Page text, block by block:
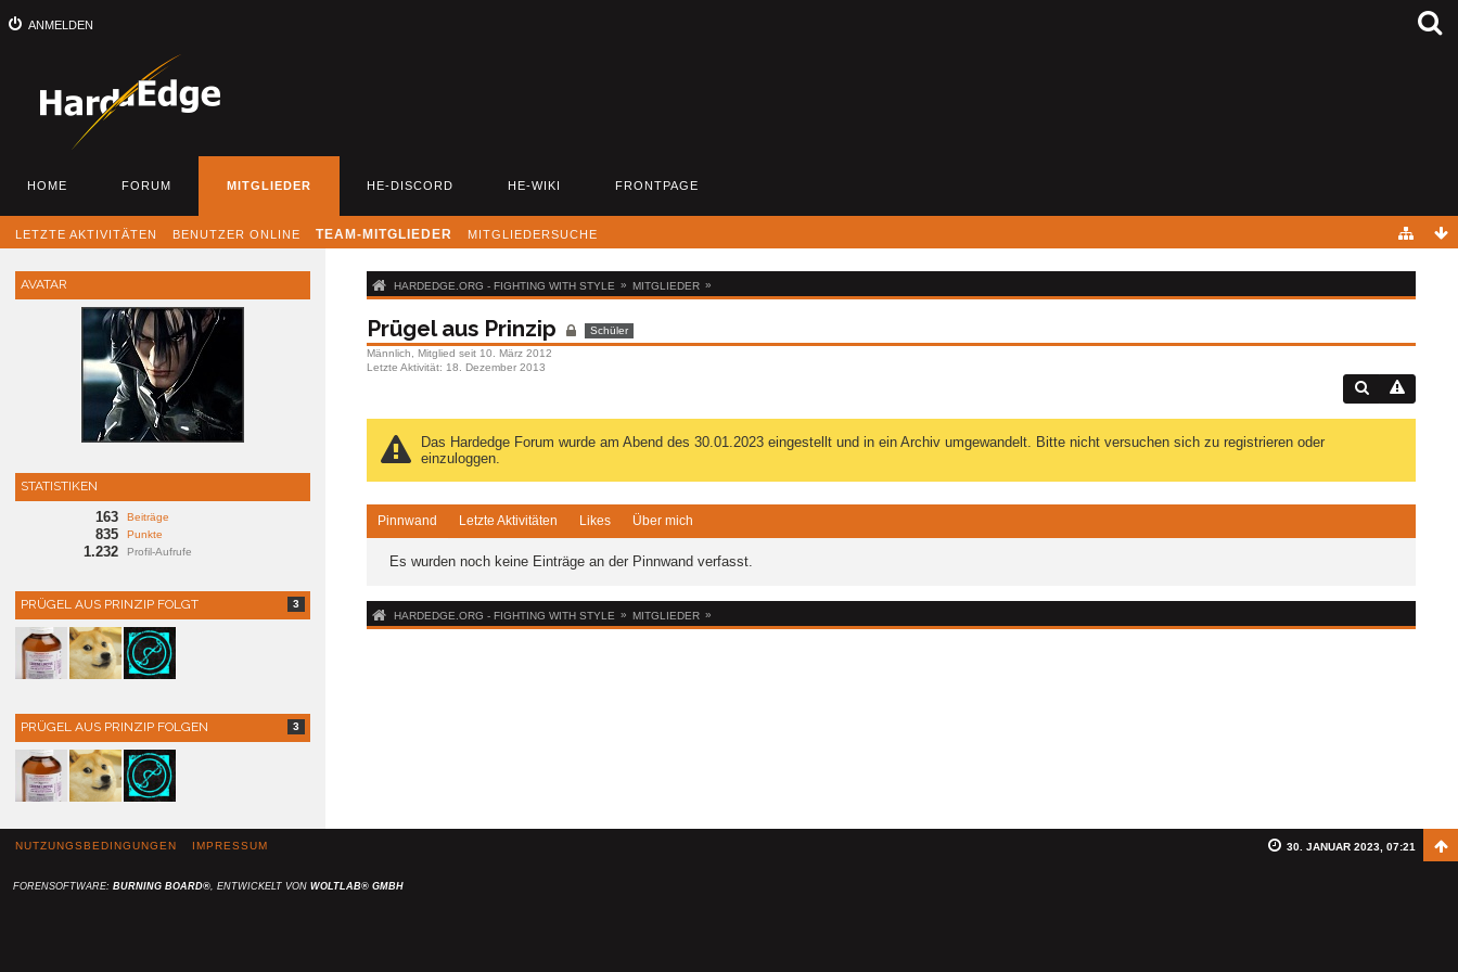
ANMELDEN
HOME FORUM MITGLIEDER HE-DISCORD HE-WIKI FRONTPAGE
LETZTE AKTIVITÄTEN BENUTZER ONLINE TEAM-MITGLIEDER MITGLIEDERSUCHE
AVATAR
STATISTIKEN
Beiträge
163
Punkte
835
Profil-Aufrufe
1.232
PRÜGEL AUS PRINZIP FOLGT 3
PRÜGEL AUS PRINZIP FOLGEN 3
HARDEDGE.ORG - FIGHTING WITH STYLE » MITGLIEDER »
Prügel aus Prinzip
Schüler
Männlich
Mitglied seit 10. März 2012
Letzte Aktivität
18. Dezember 2013
Das Hardedge Forum wurde am Abend des 30.01.2023 eingestellt und in ein Archiv umgewandelt. Bitte nicht versuchen sich zu registrieren oder
einzuloggen.
Pinnwand Letzte Aktivitäten Likes Über mich
Es wurden noch keine Einträge an der Pinnwand verfasst.
HARDEDGE.ORG - FIGHTING WITH STYLE » MITGLIEDER »
NUTZUNGSBEDINGUNGEN IMPRESSUM 30. JANUAR 2023, 07:21
FORENSOFTWARE: BURNING BOARD®, ENTWICKELT VON WOLTLAB® GMBH